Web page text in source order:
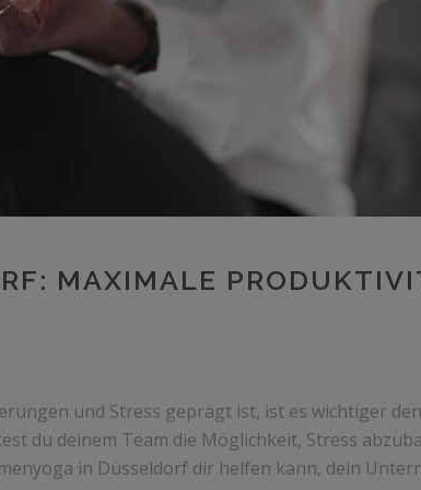
MAXIMALE
und Stress geprägt ist, ist es wichtiger
du deinem Team die Möglichkeit, Stress
in Düsseldorf dir helfen kann, dein